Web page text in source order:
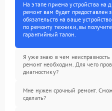
На этапе приема устройства на
ремонт вам будет предоставлен
обязательств на ваше
по ремонту техники, вы
гарантийный талон.
Я уже знаю в чем неисправность
ремонт необходим. Для чего
диагностику?
Мне нужен срочный ремонт.
сделать?